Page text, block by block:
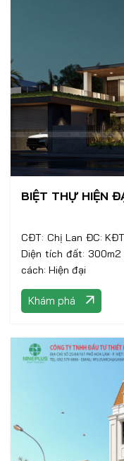
BIỆT THỰ HIỆN
CĐT: Chị Lan ĐC:
Diện tích đất: 300m2
cách: Hiện đại
Khám phá